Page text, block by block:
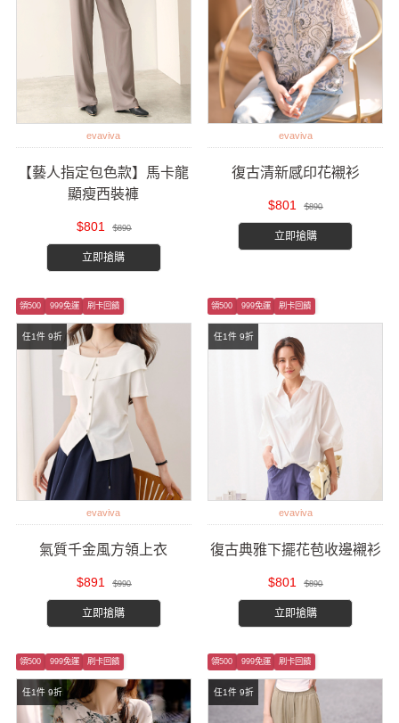
evaviva
【藝人指定包色款】馬卡龍
顯瘦西裝褲
$801 $890
立即搶購
evaviva
復古清新感印花襯衫
$801 $890
立即搶購
任1件 9折
領500 999免運 刷卡回饋
evaviva
氣質千金風方領上衣
$891 $990
立即搶購
任1件 9折
領500 999免運 刷卡回饋
evaviva
復古典雅下擺花苞收邊襯衫
$801 $890
立即搶購
任1件 9折
領500 999免運 刷卡回饋
任1件 9折
領500 999免運 刷卡回饋